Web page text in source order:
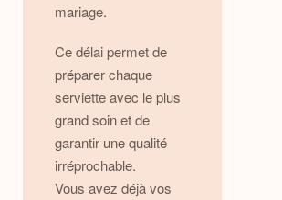
mariage.
Ce délai permet de
préparer chaque
serviette avec le plus
grand soin et de
garantir une qualité
irréprochable.
Vous avez déjà vos